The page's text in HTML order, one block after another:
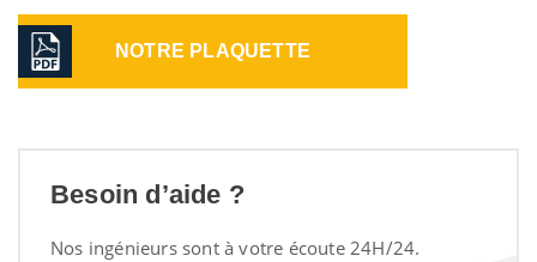
NOTRE PLAQUETTE
Besoin d’aide ?
Nos ingénieurs sont à votre écoute 24H/24.